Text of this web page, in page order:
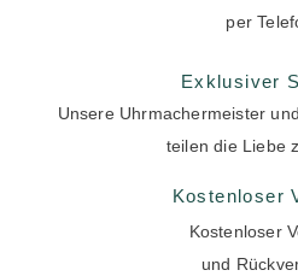
per
Exklusiver
Unsere Uhrmachermeister
teilen die Liebe
Kostenloser
Kostenloser
und